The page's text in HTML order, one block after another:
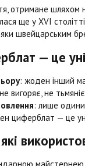
отримане шляхом
ще у XVI
швейцарським
— це
: жоден інший
вигоряє, не
: лише
циферблат — це